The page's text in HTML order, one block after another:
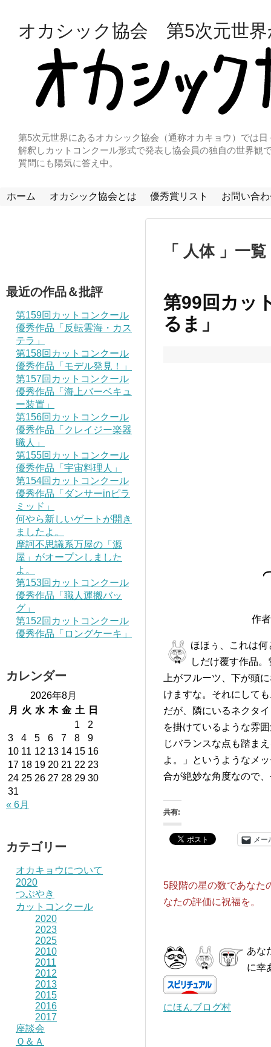
オカシック協会 第5次元世
第5次元世界にあるオカシック協会（通称オカキョウ）では
解釈しカットコンクール形式で発表し協会員の独自の世界観
質問にも陽気に答え中。
ホーム オカシック協会とは 優秀賞リスト お問い合
最近の作品＆批評
第159回カットコンクール
優秀作品「反転雲海・カス
テラ」
第158回カットコンクール
優秀作品「モデル発見！」
第157回カットコンクール
優秀作品「海上バーベキュ
ー装置」
第156回カットコンクール
優秀作品「クレイジー楽器
職人」
第155回カットコンクール
優秀作品「宇宙料理人」
第154回カットコンクール
優秀作品「ダンサーinピラ
ミッド」
何やら新しいゲートが開き
ましたよ。
摩訶不思議系万屋の「源
屋」がオープンしました
よ。
第153回カットコンクール
優秀作品「職人運搬バッ
グ」
第152回カットコンクール
優秀作品「ロングケーキ」
カレンダー
2026年8月
月
火 水 木 金 土
日
1
2
3
4 5 6 7 8
9
10 11 12 13 14 15 16
17 18 19 20 21 22 23
24 25 26 27 28 29 30
31
« 6月
カテゴリー
オカキョウについて
2020
つぶやき
カットコンクール
2020
2023
2025
2010
2011
2012
2013
2015
2016
2017
座談会
Ｑ＆Ａ
人体 一覧
第99回カッ
るま」
作
ほほぅ、これは
しだけ覆す作品
上がフルーツ、下が頭
けますな。それにして
だが、隣にいるネクタ
を掛けているような雰
じバランスな点も踏ま
よ。」というようなメ
合が絶妙な角度なので
共有:
メー
5段階の星の数であなた
なたの評価に祝福を。
あな
に幸
にほんブログ村